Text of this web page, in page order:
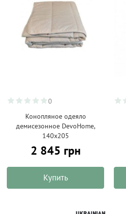
0
Конопляное одеяло
демисезонное DevoHome,
140х205
2 845 грн
Купить